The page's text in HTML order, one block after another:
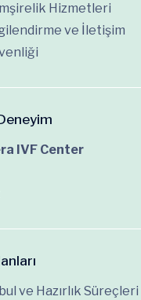
Hizmetleri
ve İletişim
IVF Center
ve Hazırlık Süreçleri